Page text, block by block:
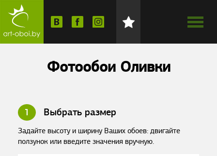
Фотообои Оливки
1 Выбрать размер
Задайте высоту и ширину Ваших обоев: двигайте
ползунок или введите значения вручную.